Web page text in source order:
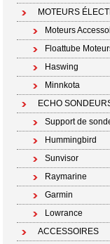
MOTEURS
Moteurs
Floattube
Haswing
Minnkota
ECHO
Support de
Hummingbird
Sunvisor
Raymarine
Garmin
Lowrance
ACCESSOIRES